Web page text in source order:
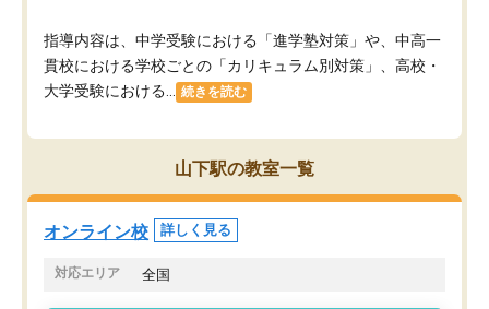
指導内容は、中学受験における「進学塾対策」や、中高一
貫校における学校ごとの「カリキュラム別対策」、高校・
大学受験における...
続きを読む
山下駅の教室一覧
オンライン校 詳しく見る
対応エリア 全国